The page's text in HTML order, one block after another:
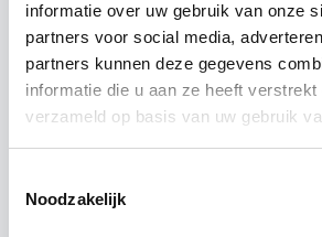
informatie over uw gebruik van onze
partners voor social media,
partners kunnen deze gegevens
informatie die u aan ze heeft verstrekt
verzameld op basis van uw gebruik
Noodzakelijk
How do we
From dream to